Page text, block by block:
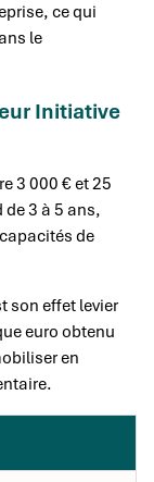
ce qui
le
Initiative
3 000 € et 25
de 3 à 5 ans,
de
son effet levier
euro obtenu
en